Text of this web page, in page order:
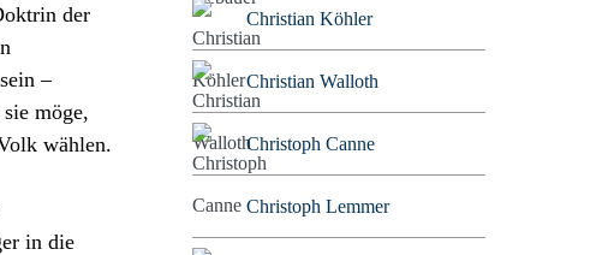
der
–
möge,
wählen.
in die
Christian Köhler
Christian Walloth
Christoph Canne
Christoph Lemmer